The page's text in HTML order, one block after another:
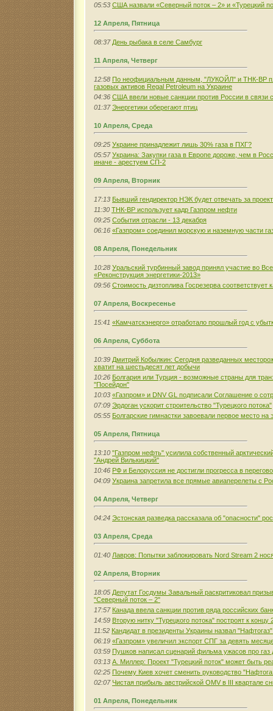
05:53 США назвали «Северный поток – 2» и «Турецкий
12 Апреля, Пятница
08:37 День рыбака в селе Самбург
11 Апреля, Четверг
12:58 По неофициальным данным, "ЛУКОЙЛ" и ТНК-ВР
газовых активов Regal Petroleum на Украине
04:36 США ввели новые санкции против России в связи
01:37 Энергетики оберегают птиц
10 Апреля, Среда
09:25 Украине принадлежит лишь 30% газа в ПХГ?
05:57 Украина: Закупки газа в Европе дороже, чем в
иначе - арестуем СП-2
09 Апреля, Вторник
17:13 Бывший гендиректор НЭК будет отвечать за
11:30 ТНК-ВР использует кадр Газпром нефти
09:25 События отрасли - 13 декабря
06:16 «Газпром» соединил морскую и наземную части
08 Апреля, Понедельник
10:28 Уральский турбинный завод принял участие во
«Реконструкция энергетики-2013»
09:56 Стоимость дизтоплива Госрезерва соответствует
07 Апреля, Воскресенье
15:41 «Камчатскэнерго» отработало прошлый год с
06 Апреля, Суббота
10:39 Дмитрий Кобылкин: Сегодня разведанных
хватит на шестьдесят лет добычи
10:26 Болгария или Турция - возможные страны для
''Посейдон''
10:03 «Газпром» и DNV GL подписали Соглашение о
07:09 Эрдоган ускорит строительство "Турецкого потока"
05:55 Болгарские гимнастки завоевали первое место на
05 Апреля, Пятница
13:10 "Газпром нефть" усилила собственный
"Андрей Вилькицкий"
10:46 РФ и Белоруссия не достигли прогресса в
04:09 Украина запретила все прямые авиаперелеты с
04 Апреля, Четверг
04:24 Эстонская разведка рассказала об "опасности"
03 Апреля, Среда
01:40 Лавров: Попытки заблокировать Nord Stream 2
02 Апреля, Вторник
18:05 Депутат Госдумы Завальный раскритиковал
"Северный поток – 2"
17:57 Канада ввела санкции против ряда российских
14:59 Вторую нитку "Турецкого потока" построят к концу
11:52 Кандидат в президенты Украины назвал
06:19 «Газпром» увеличил экспорт СПГ за девять
03:59 Пушков написал сценарий фильма ужасов про газ
03:13 А. Миллер: Проект "Турецкий поток" может быть
02:25 Почему Киев хочет сменить руководство
02:07 Чистая прибыль австрийской OMV в III квартале
01 Апреля, Понедельник